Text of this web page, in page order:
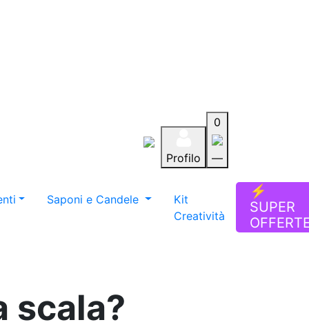
Profilo
0
—
Saponi e Candele
Kit
Creatività
⚡
SUPER
scala?